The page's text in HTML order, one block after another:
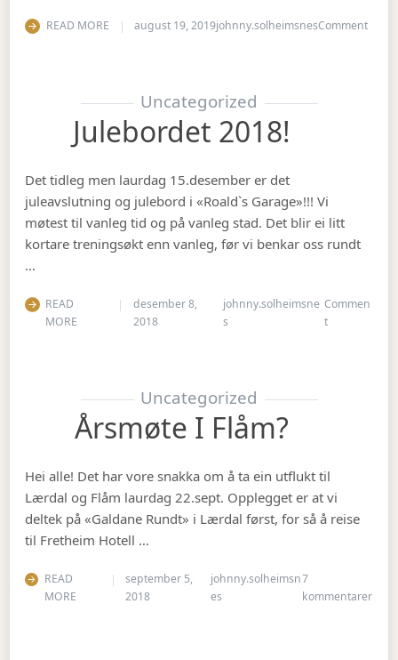
READ MORE august 19, 2019johnny.solheimsnesCommenton
Uncategorized
Julebordet 2018!
Det tidleg men laurdag 15.desember er det
juleavslutning og julebord i «Roald`s Garage»!!! Vi
møtest til vanleg tid og på vanleg stad. Det blir ei litt
kortare treningsøkt enn vanleg, før vi benkar oss rundt
…
READ
MORE
desember 8,
2018
johnny.solheimsne
s
Commen
ton Julebordet
Uncategorized
Årsmøte I Flåm?
Hei alle! Det har vore snakka om å ta ein utflukt til
Lærdal og Flåm laurdag 22.sept. Opplegget er at vi
deltek på «Galdane Rundt» i Lærdal først, for så å reise
til Fretheim Hotell …
READ
MORE
september 5,
2018
johnny.solheimsn
es
7
kommentarertil